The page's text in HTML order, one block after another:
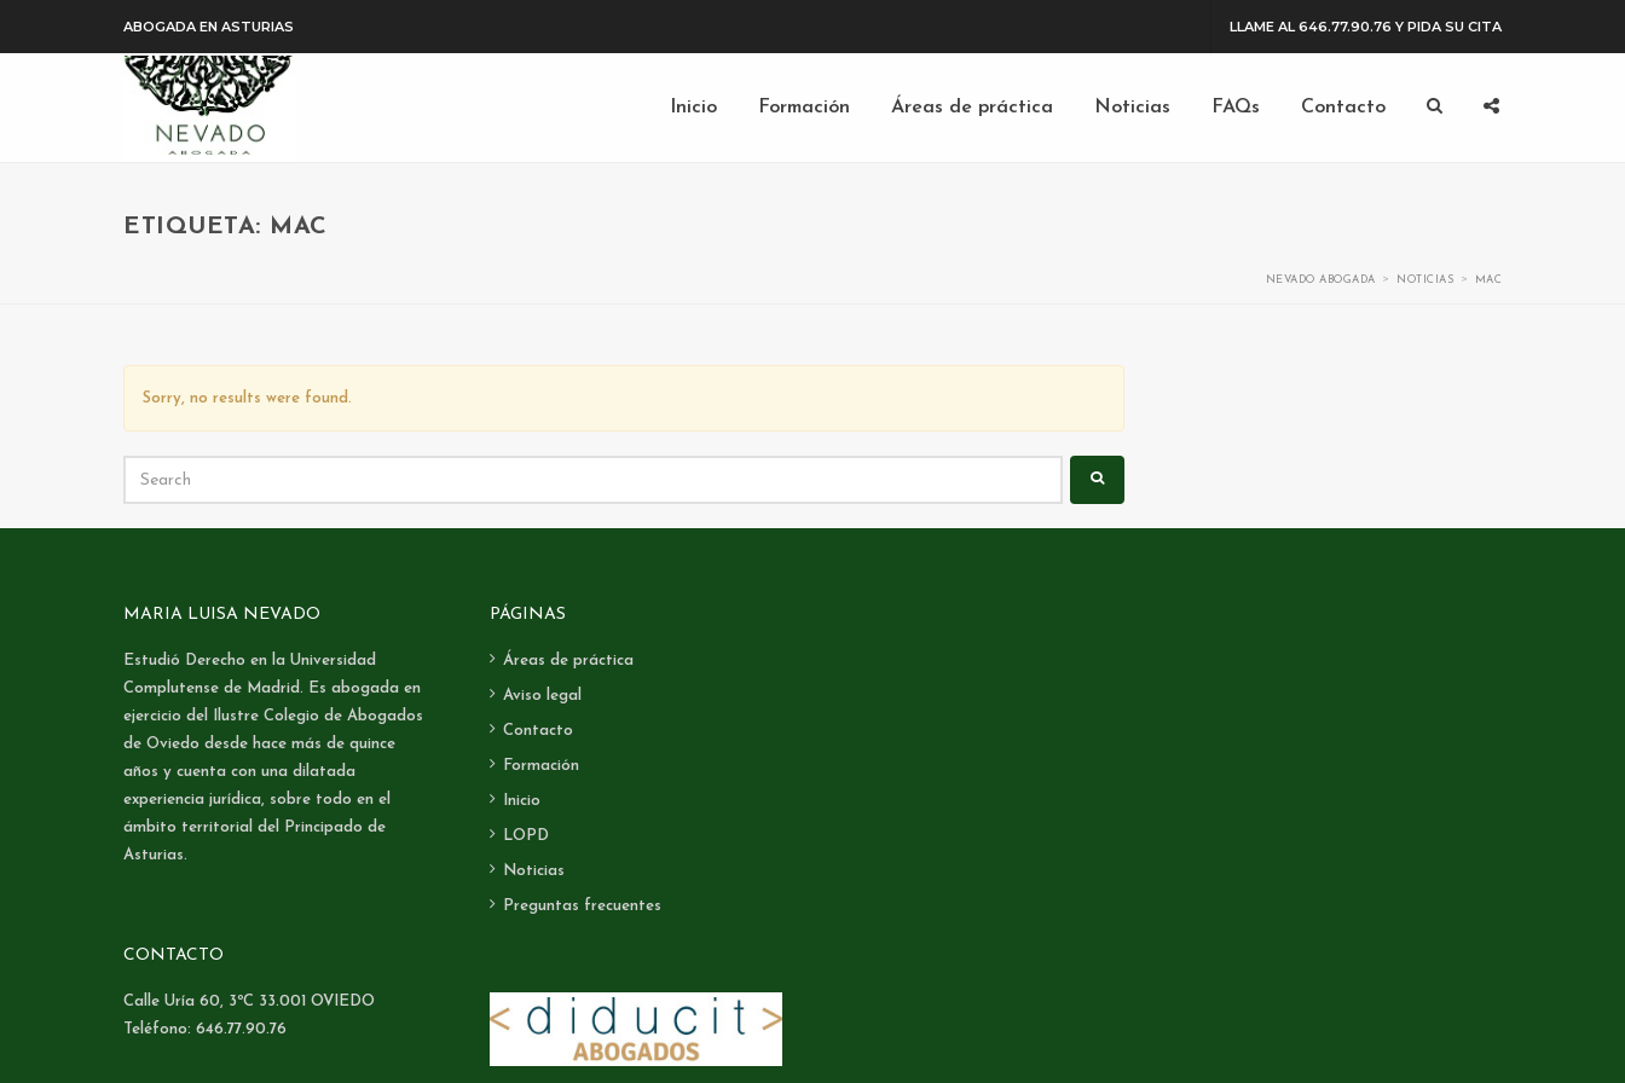
ABOGADA EN ASTURIAS LLAME AL 646.77.90.76 Y PIDA SU CITA
Inicio Formación Áreas de práctica Noticias FAQs Contacto
ETIQUETA: MAC
NEVADO ABOGADA > NOTICIAS > MAC
Sorry, no results were found.
MARIA LUISA NEVADO
Estudió Derecho en la Universidad
Complutense de Madrid. Es abogada en
ejercicio del Ilustre Colegio de Abogados
de Oviedo desde hace más de quince
años y cuenta con una dilatada
experiencia jurídica, sobre todo en el
ámbito territorial del Principado de
Asturias.
CONTACTO
Calle Uría 60, 3ºC 33.001 OVIEDO
Teléfono: 646.77.90.76
PÁGINAS
Áreas de práctica
Aviso legal
Contacto
Formación
Inicio
LOPD
Noticias
Preguntas frecuentes